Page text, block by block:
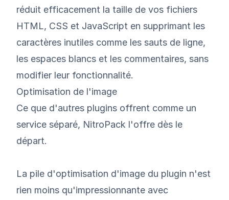
réduit efficacement la taille de vos fichiers
HTML, CSS et JavaScript en supprimant les
caractères inutiles comme les sauts de ligne,
les espaces blancs et les commentaires, sans
modifier leur fonctionnalité.
Optimisation de l'image
Ce que d'autres plugins offrent comme un
service séparé, NitroPack l'offre dès le
départ.
La pile d'optimisation d'image du plugin n'est
rien moins qu'impressionnante avec